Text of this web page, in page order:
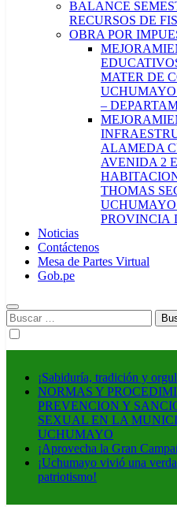
BALANCE
RECURSOS DE
OBRA POR
MATER DE
UCHUMAYO
–
ALAMEDA
AVENIDA 2
THOMAS
PROVINCIA
Noticias
Contáctenos
Mesa de Partes Virtual
Gob.pe
Buscar:
¡Sabiduría, tradición y
NORMAS Y
PREVENCION Y
SEXUAL EN LA
UCHUMAYO
¡Aprovecha la Gran
¡Uchumayo vivió una
patriotismo!